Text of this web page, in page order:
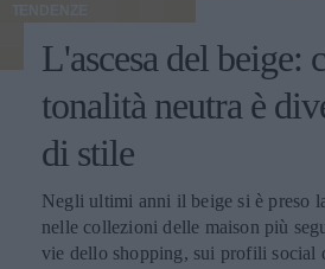
TENDENZE
L'ascesa del beige:
tonalità neutra è
di stile
Negli ultimi anni il beige si è preso la scena. Lo si trova nelle collezioni delle maison più seguite, nelle vetrine delle vie dello shopping, sui profili social delle insider del settore e nei guardaroba delle donne che alla moda dedicano attenzione. È diventato il colore che racconta il momento, quello che torna ogni stagione con declinazioni sempre nuove e che oggi vive un'esposizione mediatica raramente vista in passato. Le ragioni di questa centralità si intrecciano. Il beige risponde perfettamente al gusto contemporaneo per l'eleganza misurata, fatta di toni desaturati e capi pensati per durare. Si adatta splendidamente nei contesti più diversi: in ufficio, a una cena, in un weekend fuori porta, mantenendo sempre lo stesso registro raffinato. E lavora benissimo davanti all'obiettivo, sotto qualunque tipo di luce, su qualunque tipo di sfondo urbano o naturale. Il risultato è che oggi parlare di moda femminile senza nominare il beige è praticamente impossibile. Cappotti, giacche, trench, pantaloni, maglie, accessori: la palette neutra ha colonizzato ogni categoria del guardaroba, con una versatilità che continua a sorprendere addette ai lavori e appassionate. Le mille sfumature di una tonalità solo apparentemente uniforme Dietro al beige si nasconde una gamma cromatica vastissima, fatta di sfumature che cambiano carattere a seconda di quanto pendono verso il caldo o verso il freddo, di quanto sono sature o desaturate, di quanto si avvicinano al bianco o si spingono verso il marrone. Quelle più calde - cammello, biscotto, tabacco, miele - evocano immediatamente comfort e ricchezza. Hanno una nota dorata che richiama i tessuti pregiati come il cashmere e la lana d'agnello, e nelle collezioni invernali fanno la parte del leone. Le si vede su cappotti dal taglio classico, su giacche dalla linea morbida, su maglie oversize pensate per i mesi freddi. Le sfumature fredde - greige, nude rosato, beige cinereo, taupe - raccontano un'altra storia. Sono più contemporanee e sono perfette su tagli netti e silhouette moderne. Hanno conquistato spazio nel gusto urbano delle grandi capitali della moda, da Copenaghen a Tokyo, dove vengono interpretate in chiave minimalista con linee rigorose e proporzioni studiate. Tra questi due poli si muovono i beige neutri, i veri jolly del guardaroba che si abbinano a tutto: ai grigi, ai blu, ai bianchi, ai colori accesi che vogliano un punto di calma. Sono le tonalità che ogni stylist tiene a portata di mano per bilanciare un look senza forzature. A ognuna la sua sfumatura Una delle ragioni del successo del beige è semplice: con la sfumatura giusta, sta bene davvero a tutte. La famiglia cromatica è così ampia che ogni tipo di carnagione trova la sua declinazione ideale - basta scegliere il sottotono adatto al colore della pelle, degli occhi e dei capelli. Le donne con pelle chiara e sottotono freddo trovano la loro dimensione nei greige, nei nude rosati e nei beige cinerei, che dialogano in modo naturale con incarnati tenui. Le pelli ambrate, olivastre o dorate si illuminano con i cammello, i biscotto e i tabacco, che esaltano il calore della carnagione. Le pelli medie con sottotono neutro hanno la fortuna di poter giocare con quasi tutte le sfumature della palette, dalle più chiare alle più sature. Un altro punto di forza è il rapporto con la luce. Sotto il sole estivo il beige si accende e diventa solare, sotto i cieli grigi invernali mantiene calore e presenza, alla luce artificiale degli ambienti chiusi resta sempre raffinato senza appiattirsi. Pochi colori conservano il proprio carattere in ogni condizione di illuminazione, e questa qualità rende il beige un alleato prezioso per le giornate fatte di molti cambi di scena. A questo si aggiunge la sua flessibilità: il beige si adatta a ogni ambiente, dal più formale al più rilassato. Sta bene in ufficio, in una riunione importante, a una cerimonia, a una cena tra amiche, a una passeggiata del sabato pomeriggio. Pochi colori coprono una gamma così ampia di occasioni mantenendo intatta la propria eleganza. Total beige: come indossarlo senza appiattirlo Tra le tendenze più forti degli ultimi anni c'è il total beige look, che consiste nel vestirsi interamente in sfumature della stessa famiglia cromatica, dal capospalla alle scarpe. Una formula che richiede attenzione per riuscire bene, ma che ben dosata regala risultati di grande raffinatezza. Il segreto sta nel giocare con sottotoni vicini ma diversi. Un pantalone color sabbia abbinato a una camicia écru e a un capospalla cammello dà molto più carattere di un look fatto di un'unica identica tonalità ripetuta dalla testa ai piedi. Le piccole variazioni cromatiche danno profondità all'insieme e impediscono l'effetto monotono. Determinante è anche il mix di materiali. Quando il colore è uniforme, sono le texture a fare la differenza: una camicia di seta sotto una giacca di lana, un pantalone di lino con un capospalla in cashmere, accessori in pelle che dialogano con maglie morbide. Il gioco delle superfici tattili è ciò che trasforma un total look beige da banale a sofisticato. Attenzione alla la regola del dettaglio che spezza. Una cintura in cuoio scuro, una collana dorata, un foulard con un accento più caldo o più freddo: piccoli scostamenti che danno ritmo al look e gli regalano carattere senza intaccare la coerenza cromatica. Un accessorio scelto bene fa la differenza tra un outfit elegante e un outfit memorabile. Dal lino estivo al cashmere invernale: una palette per tutto l'anno Una delle qualità più apprezzate del beige è la capacità di accompagnare il guardaroba lungo tutte le stagioni. In estate vive nei lini grezzi, nei cotoni leggeri e nelle sete fresche; in primavera e autunno passa ai twill, ai jersey strutturati e ai velluti; in inverno diventa protagonista delle materie nobili come cashmere, lana vergine, alpaca e mohair. Questa continuità ha cambiato il modo in cui molte donne pensano agli acquisti. Anziché ripartire da capo a ogni cambio di stagione, si ragiona per filoni cromatici che durano nel tempo: capi che dialogano tra loro mese dopo mese, accessori che stanno bene su outfit diversi, una palette che permette di mescolare gli investimenti fatti in momenti differenti dell'anno senza rotture stilistiche. I capispalla sono il terreno dove questa logica dà i risultati migliori. Un cappotto beige si adatta alle occasioni più diverse con una facilità che pochi altri capi possiedono: si presta a